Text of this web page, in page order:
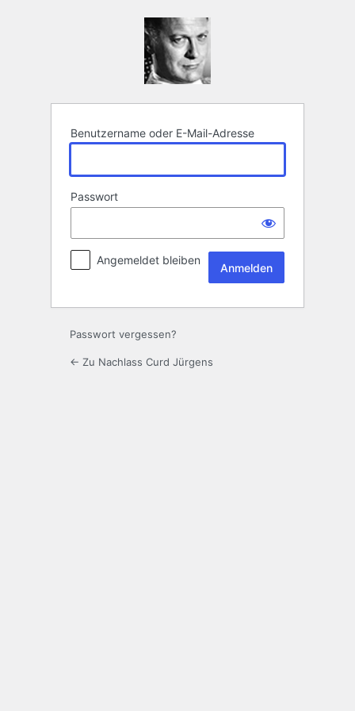
Benutzername oder E-Mail-Adresse
Passwort
Angemeldet bleiben
Passwort vergessen?
← Zu Nachlass Curd Jürgens